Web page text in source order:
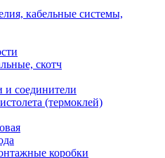
кабельные системы,
скотч
и соединители
(термоклей)
коробки